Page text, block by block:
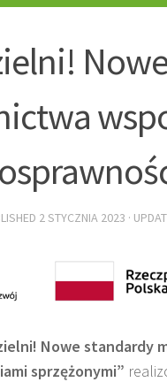
2 STYCZNIA 2023 ·
Nowe standardy
sprzężonymi”